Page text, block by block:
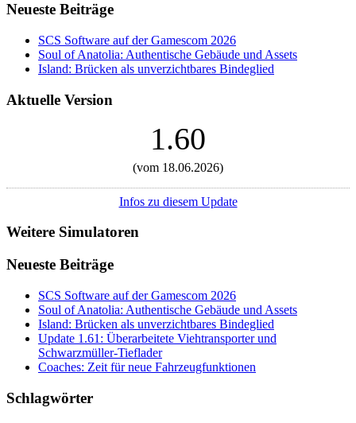
Neueste Beiträge
SCS Software auf der Gamescom 2026
Soul of Anatolia: Authentische Gebäude und Assets
Island: Brücken als unverzichtbares Bindeglied
Aktuelle Version
1.60
(vom 18.06.2026)
Infos zu diesem Update
Weitere Simulatoren
Neueste Beiträge
SCS Software auf der Gamescom 2026
Soul of Anatolia: Authentische Gebäude und Assets
Island: Brücken als unverzichtbares Bindeglied
Update 1.61: Überarbeitete Viehtransporter und
Schwarzmüller-Tieflader
Coaches: Zeit für neue Fahrzeugfunktionen
Schlagwörter